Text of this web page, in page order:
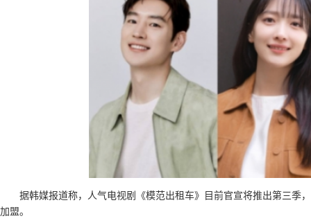
据韩媒报道称，人气电视剧《模范出租车》目前官宣将推出第三季
加盟。